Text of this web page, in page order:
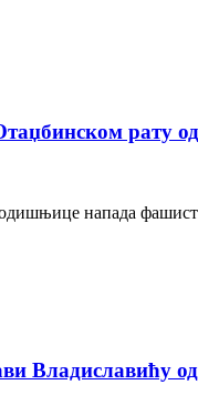
рату
напада
Владиславићу